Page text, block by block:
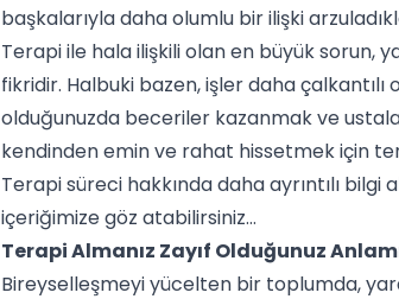
başkalarıyla daha olumlu bir ilişki
Terapi ile hala ilişkili olan en büyük sorun,
fikridir. Halbuki bazen, işler daha
olduğunuzda beceriler kazanmak ve
kendinden emin ve rahat hissetmek için
Terapi süreci hakkında daha ayrıntılı bilgi
içeriğimize göz atabilirsiniz…
Terapi Almanız Zayıf Olduğunuz
Bireyselleşmeyi yücelten bir toplumda,